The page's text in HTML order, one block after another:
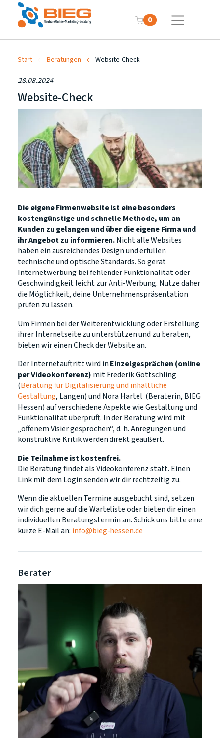
0
Start Beratungen Website-Check
28.08.2024
Website-Check
Die eigene Firmenwebsite ist eine besonders
kostengünstige und schnelle Methode, um an
Kunden zu gelangen und über die eigene Firma und
ihr Angebot zu informieren.Nicht alle Websites
haben ein ausreichendes Design und erfüllen
technische und optische Standards. So gerät
Internetwerbung bei fehlender Funktionalität oder
Geschwindigkeit leicht zur Anti-Werbung. Nutze daher
die Möglichkeit, deine Unternehmenspräsentation
prüfen zu lassen.
Um Firmen bei der Weiterentwicklung oder Erstellung
ihrer Internetseite zu unterstützen und zu beraten,
bieten wir einen Check der Website an.
Der Internetauftritt wird in Einzelgesprächen (online
per Videokonferenz) mit Frederik Gottschling
(Beratung für Digitalisierung und inhaltliche
Gestaltung, Langen) und Nora Hartel (Beraterin, BIEG
Hessen) auf verschiedene Aspekte wie Gestaltung und
Funktionalität überprüft. In der Beratung wird mit
„offenem Visier gesprochen“, d. h. Anregungen und
konstruktive Kritik werden direkt geäußert.
Die Teilnahme ist kostenfrei.
Die Beratung findet als Videokonferenz statt. Einen
Link mit dem Login senden wir dir rechtzeitig zu.
Wenn die aktuellen Termine ausgebucht sind, setzen
wir dich gerne auf die Warteliste oder bieten dir einen
individuellen Beratungstermin an. Schick uns bitte eine
kurze E-Mail an: info@bieg-hessen.de
Berater